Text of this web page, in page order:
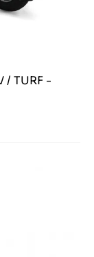
/ TURF -